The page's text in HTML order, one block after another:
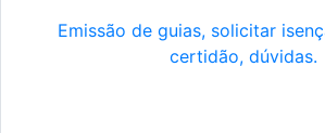
Emissão de guias, solicitar
certidão, dúvidas.